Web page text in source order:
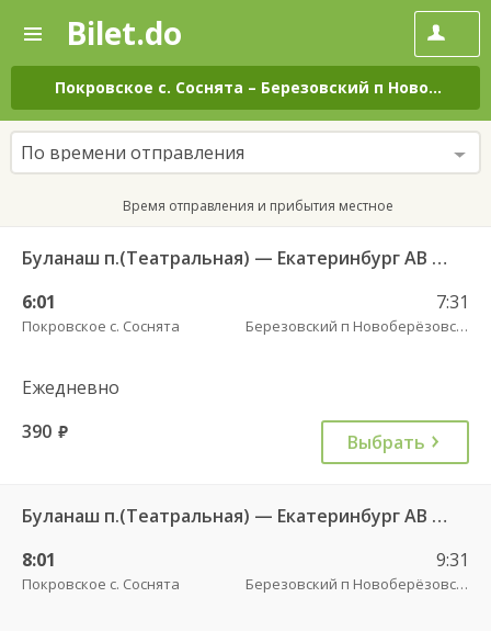
—
Поиск
и
покупка
билетов
на
автобус
онлайн
Bilet.do
Покровское с. Соснята – Березовский п Новоберёзовский
По времени отправления
Время отправления и прибытия местное
Буланаш п.(Театральная) — Екатеринбург АВ Северный 523
6:01
Покровское с. Соснята
7:31
Березовский п Новоберёзовский
Ежедневно
390 руб. Выбрать
Буланаш п.(Театральная) — Екатеринбург АВ Северный 523
8:01
Покровское с. Соснята
9:31
Березовский п Новоберёзовский